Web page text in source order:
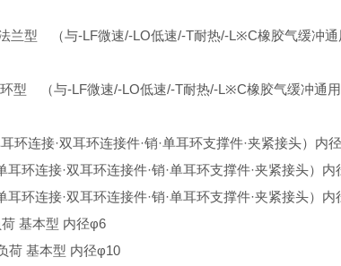
兰型 （与-LF微速/-LO低速/-T耐热/-L※C橡胶气缓冲
型 （与-LF微速/-LO低速/-T耐热/-L※C橡胶气缓冲通
环连接·双耳环连接件·销·单耳环支撑件·夹紧接头）内
环连接·双耳环连接件·销·单耳环支撑件·夹紧接头）内
环连接·双耳环连接件·销·单耳环支撑件·夹紧接头）内
基本型 内径φ6
荷 基本型 内径φ10